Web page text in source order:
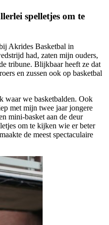
spelletjes om te
Akrides Basketbal in
had, zaten mijn ouders,
tribune. Blijkbaar heeft ze dat
en zussen ook op basketbal
waar we basketbalden. Ook
met mijn twee jaar jongere
mini-basket aan de deur
om te kijken wie er beter
de meest spectaculaire